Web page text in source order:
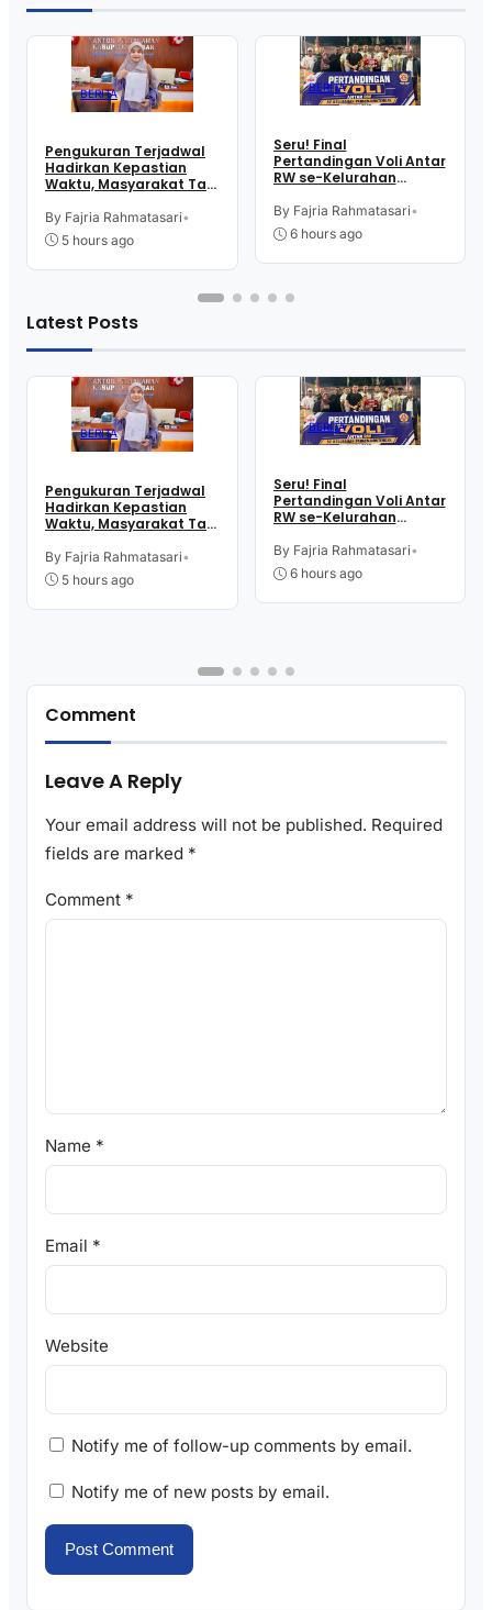
BERITA
Pengukuran Terjadwal
Hadirkan Kepastian
Waktu, Masyarakat Tak
Layanan Pertanahan
By Fajria Rahmatasari•
5 hours ago
BERITA
Seru! Final
Pertandingan Voli Antar
RW se-Kelurahan
Sambut HUT RI
By Fajria Rahmatasari•
6 hours ago
Latest Posts
BERITA
Pengukuran Terjadwal
Hadirkan Kepastian
Waktu, Masyarakat Tak
Layanan Pertanahan
By Fajria Rahmatasari•
5 hours ago
BERITA
Seru! Final
Pertandingan Voli Antar
RW se-Kelurahan
Sambut HUT RI
By Fajria Rahmatasari•
6 hours ago
Comment
Leave A Reply
Your email address will not be published. Required
fields are marked *
Comment *
Name *
Email *
Website
Notify me of follow-up comments by email.
Notify me of new posts by email.